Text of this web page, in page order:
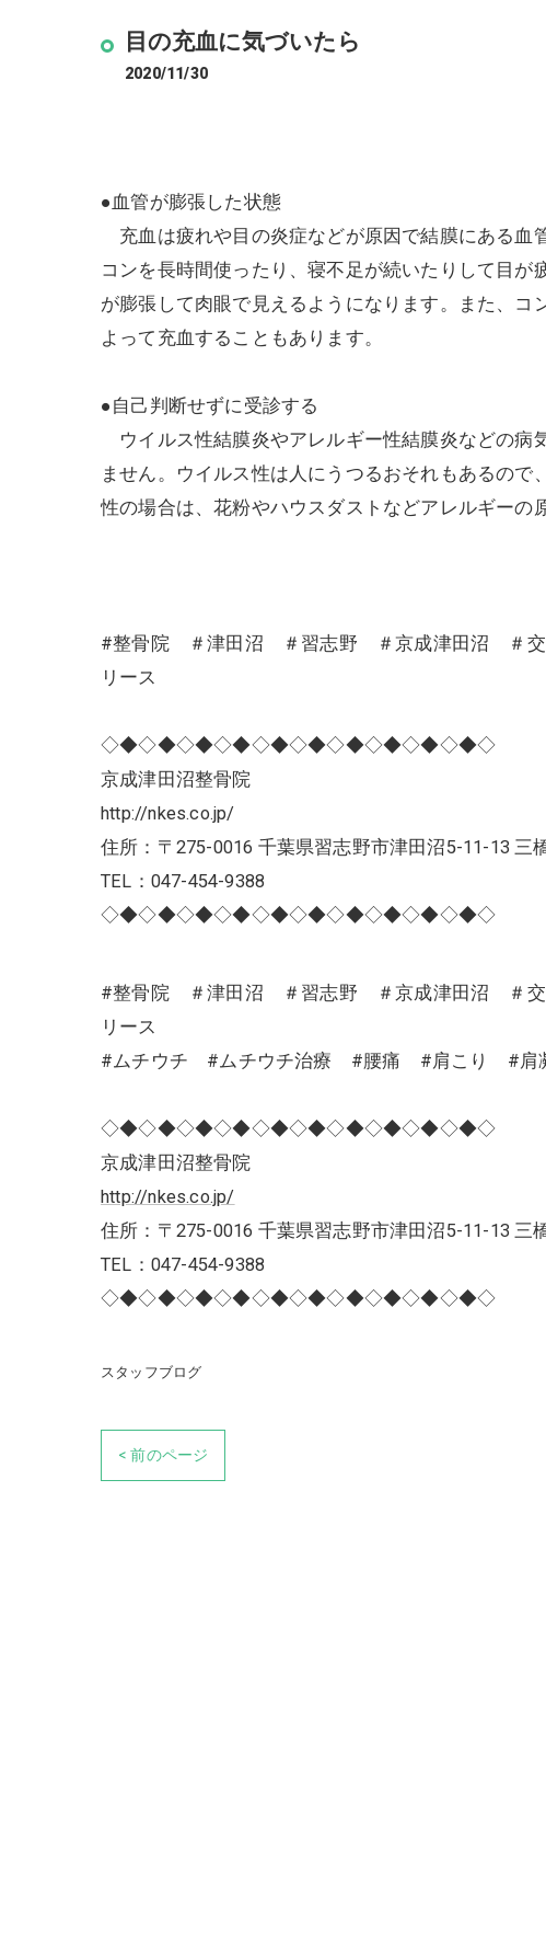
目の充血に気づいたら
2020/11/30
●血管が膨張した状態
充血は疲れや目の炎症などが原因で結膜にある血
コンを長時間使ったり、寝不足が続いたりして目
が膨張して肉眼で見えるようになります。また、
よって充血することもあります。
●自己判断せずに受診する
ウイルス性結膜炎やアレルギー性結膜炎などの病
ません。ウイルス性は人にうつるおそれもあるの
性の場合は、花粉やハウスダストなどアレルギーの
#整骨院 ＃津田沼 ＃習志野 ＃京成津田沼 ＃
リース
◇◆◇◆◇◆◇◆◇◆◇◆◇◆◇◆◇◆◇◆◇
京成津田沼整骨院
http://nkes.co.jp/
住所：〒275-0016 千葉県習志野市津田沼5-11-13 三
TEL：047-454-9388
◇◆◇◆◇◆◇◆◇◆◇◆◇◆◇◆◇◆◇◆◇
#整骨院 ＃津田沼 ＃習志野 ＃京成津田沼 ＃
リース
#ムチウチ #ムチウチ治療 #腰痛 #肩こり #肩
◇◆◇◆◇◆◇◆◇◆◇◆◇◆◇◆◇◆◇◆◇
京成津田沼整骨院
http://nkes.co.jp/
住所：〒275-0016 千葉県習志野市津田沼5-11-13 三
TEL：047-454-9388
◇◆◇◆◇◆◇◆◇◆◇◆◇◆◇◆◇◆◇◆◇
スタッフブログ
< 前のページ